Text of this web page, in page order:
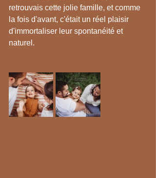
retrouvais cette jolie famille, et comme
la fois d'avant, c'était un réel plaisir
d'immortaliser leur spontanéité et
naturel.